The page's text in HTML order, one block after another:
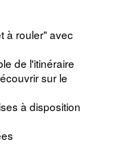
à rouler" avec
de l'itinéraire
sur le
à disposition